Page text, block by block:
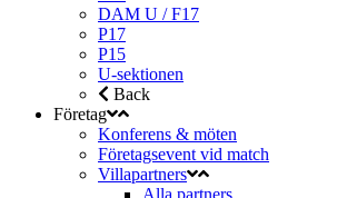
DAM U / F17
P17
P15
U-sektionen
Back
Företag
Konferens & möten
Företagsevent vid match
Villapartners